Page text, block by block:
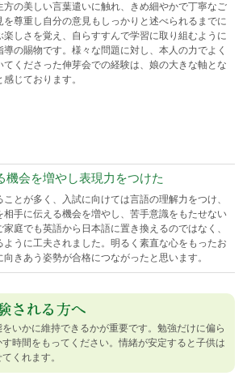
方の美しい言葉遣いに触れ、きめ細やかで丁寧なご
尊重し自分の意見もしっかりと述べられるまでに
楽しさを覚え、自らすすんで学習に取り組むように
の賜物です。様々な問題に対し、本人の力でよく
くださった伸芽会での経験は、娘の大きな軸とな
じております。
機会を増やし表現力をつけた
とが多く、入試に向けては言語の理解力をつけ、
手に伝える機会を増やし、苦手意識をもたせない
庭でも英語から日本語に置き換えるのではなく、
うに工夫されました。明るく素直な心をもったお
きあう姿勢が合格につながったと思います。
いかに維持できるかが重要です。勉強だけに偏ら
時間をもってください。情緒が安定すると子供は
くれます。